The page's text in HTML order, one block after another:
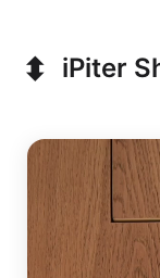
⬍ iPiter